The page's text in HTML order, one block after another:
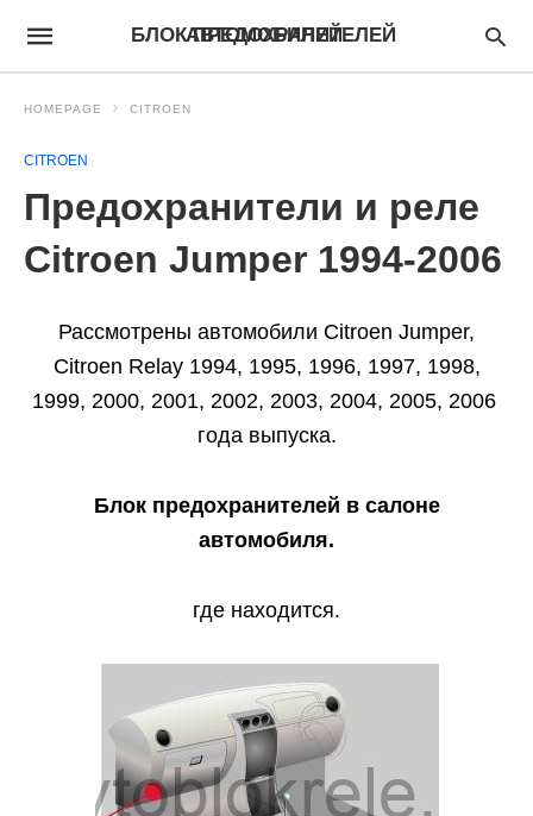
БЛОК ПРЕДОХРАНИТЕЛЕЙ АВТОМОБИЛЕЙ
HOMEPAGE CITROEN
CITROEN
Предохранители и реле
Citroen Jumper 1994-2006
Рассмотрены автомобили Citroen Jumper,
Citroen Relay 1994, 1995, 1996, 1997, 1998,
1999, 2000, 2001, 2002, 2003, 2004, 2005, 2006
года выпуска.
Блок предохранителей в салоне
автомобиля.
где находится.